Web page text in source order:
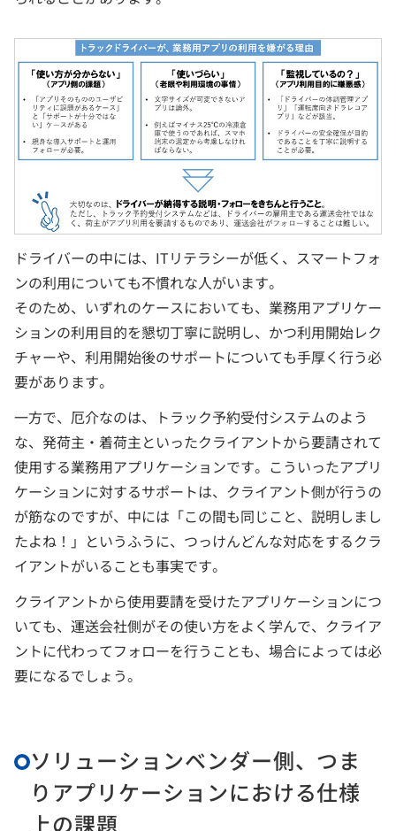
ドライバーの中には、ITリテラシーが低く、スマートフォ
ンの利用についても不慣れな人がいます。
そのため、いずれのケースにおいても、業務用アプリケー
ションの利用目的を懇切丁寧に説明し、かつ利用開始レク
チャーや、利用開始後のサポートについても手厚く行う必
要があります。
一方で、厄介なのは、トラック予約受付システムのよう
な、発荷主・着荷主といったクライアントから要請されて
使用する業務用アプリケーションです。こういったアプリ
ケーションに対するサポートは、クライアント側が行うの
が筋なのですが、中には「この間も同じこと、説明しまし
たよね！」というふうに、つっけんどんな対応をするクラ
イアントがいることも事実です。
クライアントから使用要請を受けたアプリケーションにつ
いても、運送会社側がその使い方をよく学んで、クライア
ントに代わってフォローを行うことも、場合によっては必
要になるでしょう。
ソリューションベンダー側、つま
りアプリケーションにおける仕様
上の課題